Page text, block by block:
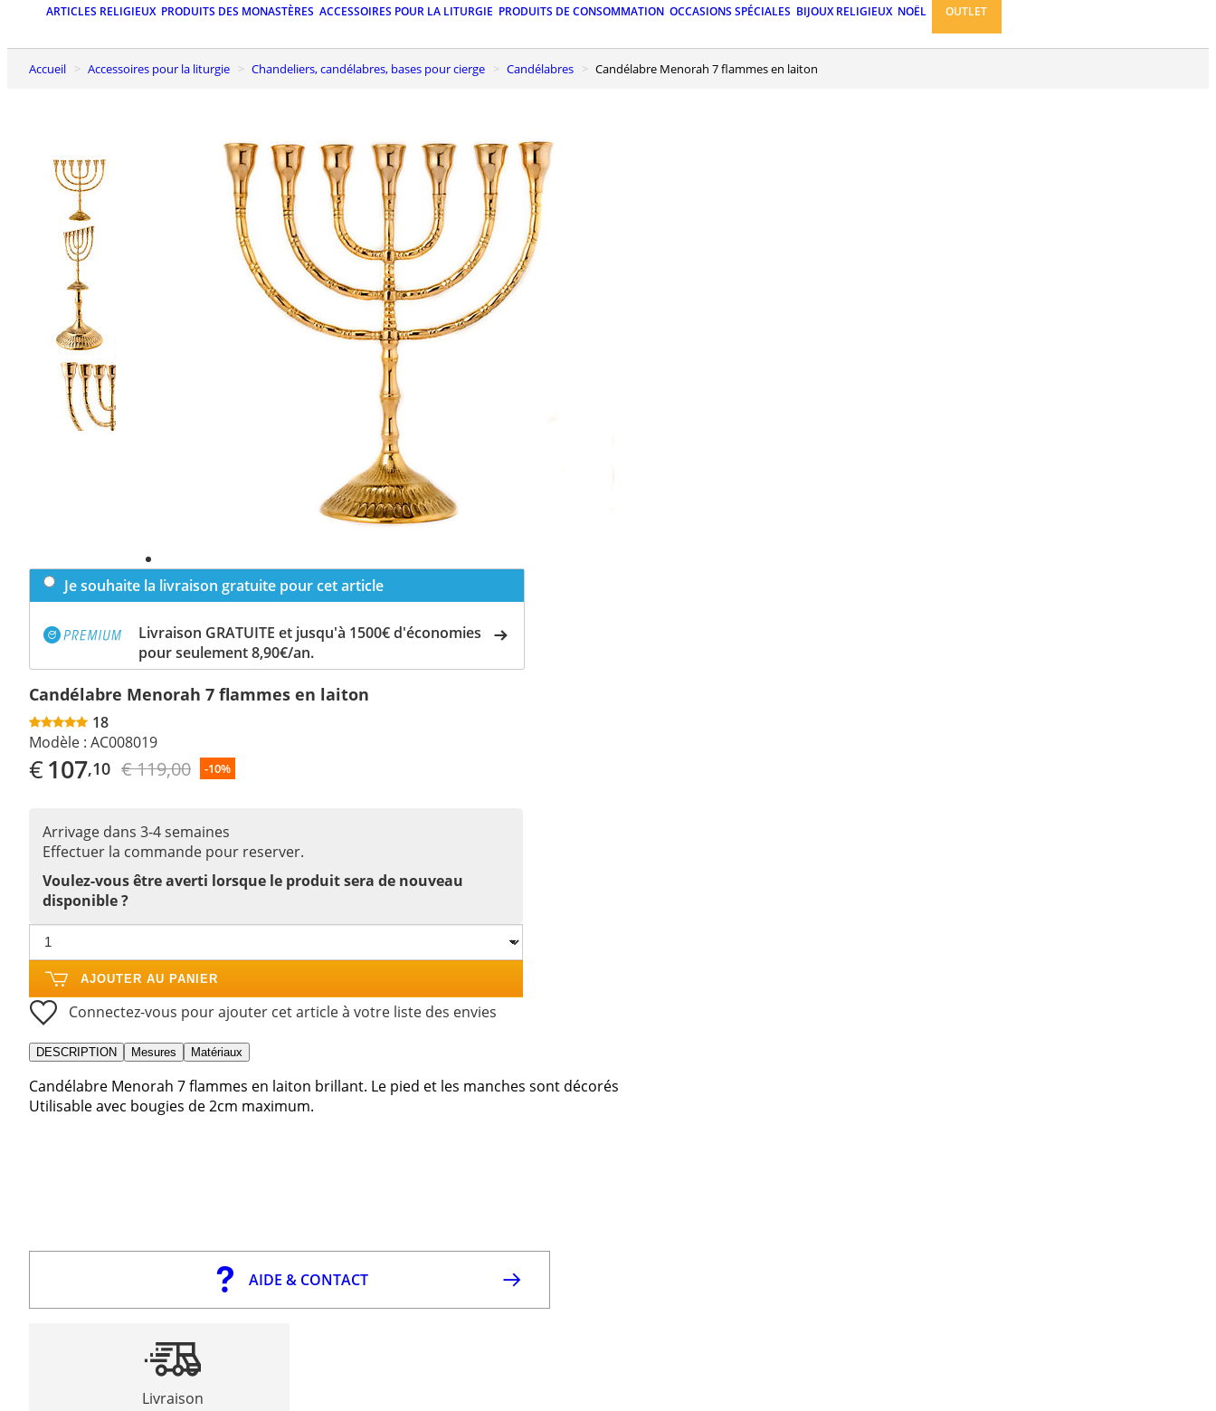
ARTICLES RELIGIEUX PRODUITS DES MONASTÈRES ACCESSOIRES POUR LA LITURGIE PRODUITS DE CONSOMMATION OCCASIONS SPÉCIALES BIJOUX RELIGIEUX NOËL OUTLET
Accueil Accessoires pour la liturgie Chandeliers, candélabres, bases pour cierge Candélabres Candélabre Menorah 7 flammes en laiton
Je souhaite la livraison gratuite pour cet article
Livraison GRATUITE et jusqu'à 1500€ d'économies
pour seulement 8,90€/an.
Candélabre Menorah 7 flammes en laiton
18
Modèle : AC008019
€107,10 € 119,00 -10%
Arrivage dans 3-4 semaines
Effectuer la commande pour reserver.
Voulez-vous être averti lorsque le produit sera de nouveau
disponible ?
AJOUTER AU PANIER
Connectez-vous pour ajouter cet article à votre liste des envies
DESCRIPTION Mesures Matériaux
Candélabre Menorah 7 flammes en laiton brillant. Le pied et les manches sont décorés
Utilisable avec bougies de 2cm maximum.
AIDE & CONTACT
Livraison